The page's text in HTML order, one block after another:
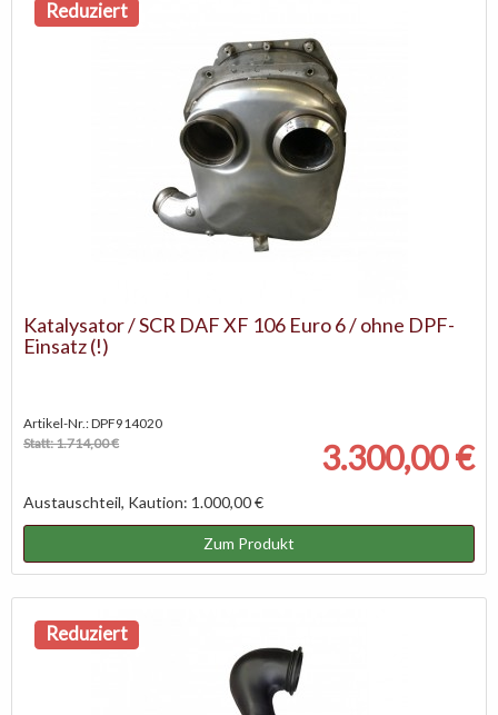
Reduziert
Katalysator / SCR DAF XF 106 Euro 6 / ohne DPF-
Einsatz (!)
Artikel-Nr.: DPF914020
Statt: 1.714,00 €
3.300,00 €
Austauschteil, Kaution: 1.000,00 €
Zum Produkt
Reduziert